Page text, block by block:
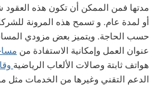
مدتها فمن الممكن أن تكون هذه العقود
أو لمدة عام. و تسمح هذه المرونة
حسب الحاجة. ويتميز بعض مزودي
عنوان العمل وإمكانية الاستفادة من
هواتف ثابتة وصالات الألعاب الرياضية
الدعم التقني وغيرها من الخدمات مثل